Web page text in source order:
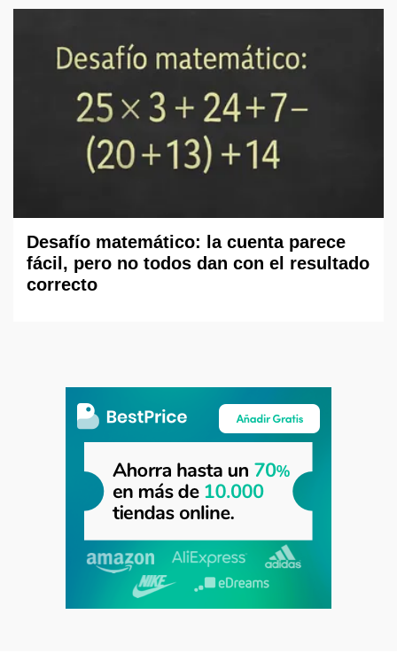
Desafío matemático: la cuenta parece
fácil, pero no todos dan con el resultado
correcto